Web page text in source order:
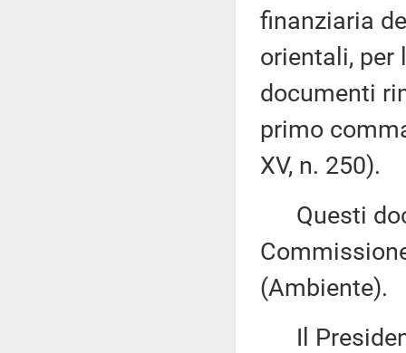
finanziaria
orientali, per
documenti
primo
XV, n. 250).
Questi
(Ambiente).
Il